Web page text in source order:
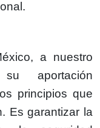
a nuestro
aportación
principios que
Es garantizar la